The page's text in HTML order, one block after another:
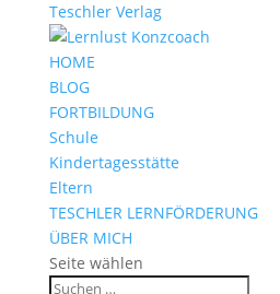
Teschler Verlag
HOME
BLOG
FORTBILDUNG
Schule
Kindertagesstätte
Eltern
TESCHLER LERNFÖRDERUNG
ÜBER MICH
Seite wählen